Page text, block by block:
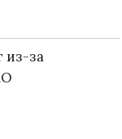
из-за